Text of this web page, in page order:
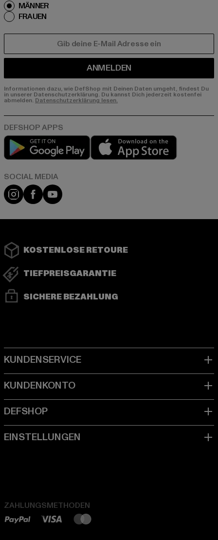
MÄNNER
FRAUEN
ANMELDEN
Informationen dazu, wie DefShop mit Deinen Daten umgeht, findest Du
in unserer Datenschutzerklärung. Du kannst Dich jederzeit kostenfei
abmelden. Datenschutzerklärung lesen.
Play market
Instagram
FacebookYouTube
KOSTENLOSE RETOURE
TIEFPREISGARANTIE
SICHERE BEZAHLUNG
ZAHLUNGSMETHODEN